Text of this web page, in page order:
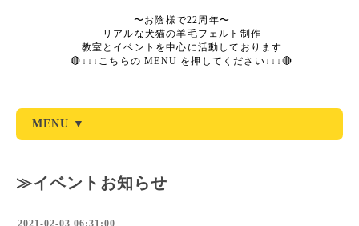
〜お陰様で22周年〜
リアルな犬猫の羊毛フェルト制作
教室とイベントを中心に活動しております
🔴↓↓↓こちらの MENU を押してください↓↓↓🔴
MENU ▼
≫イベントお知らせ
2021-02-03 06:31:00